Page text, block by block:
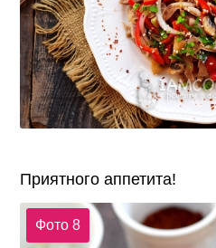
Приятного аппетита!
Фото 8